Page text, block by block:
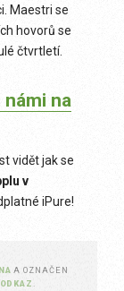
Maestri se
hovorů se
čtvrtletí.
na
vidět jak se
v
iPure!
A OZNAČEN